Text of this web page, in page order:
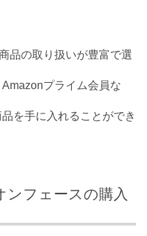
品の取り扱いが豊富で選
プライム会員な
を手に入れることができ
ンフェースの購入